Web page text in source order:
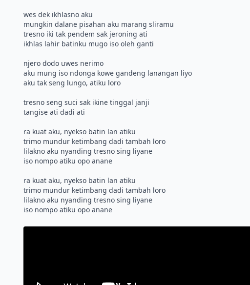
wes dek ikhlasno aku
mungkin dalane pisahan aku marang sliramu
tresno iki tak pendem sak jeroning ati
ikhlas lahir batinku mugo iso oleh ganti
njero dodo uwes nerimo
aku mung iso ndonga kowe gandeng lanangan liyo
aku tak seng lungo, atiku loro
tresno seng suci sak ikine tinggal janji
tangise ati dadi ati
ra kuat aku, nyekso batin lan atiku
trimo mundur ketimbang dadi tambah loro
lilakno aku nyanding tresno sing liyane
iso nompo atiku opo anane
ra kuat aku, nyekso batin lan atiku
trimo mundur ketimbang dadi tambah loro
lilakno aku nyanding tresno sing liyane